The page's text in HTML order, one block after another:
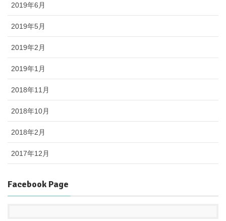
2019年6月
2019年5月
2019年2月
2019年1月
2018年11月
2018年10月
2018年2月
2017年12月
Facebook Page